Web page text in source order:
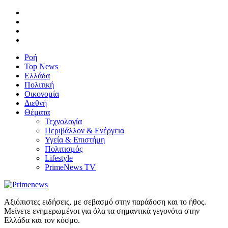
Ροή
Top News
Ελλάδα
Πολιτική
Οικονομία
Διεθνή
Θέματα
Τεχνολογία
Περιβάλλον & Ενέργεια
Υγεία & Επιστήμη
Πολιτισμός
Lifestyle
PrimeNews TV
Αξιόπιστες ειδήσεις, με σεβασμό στην παράδοση και το ήθος.
Μείνετε ενημερωμένοι για όλα τα σημαντικά γεγονότα στην
Ελλάδα και τον κόσμο.